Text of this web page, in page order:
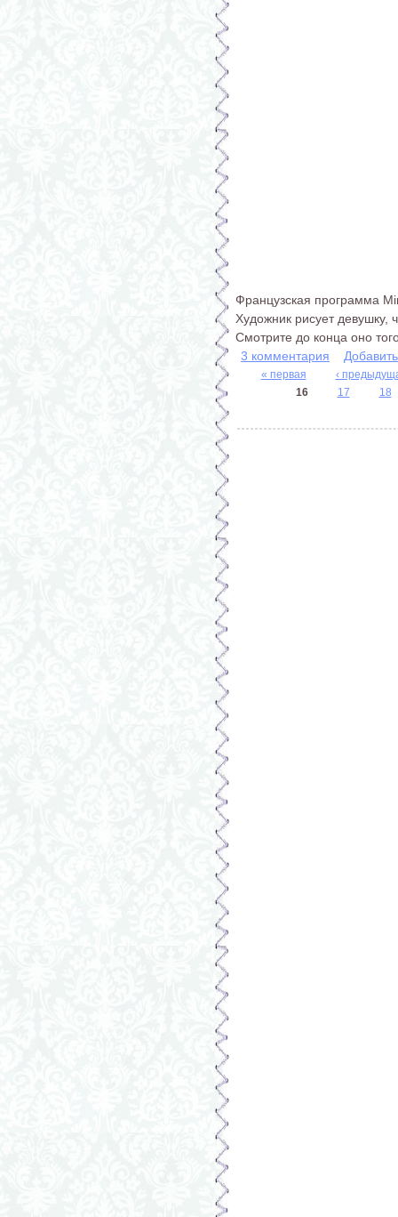
Французская программа
Художник рисует девушку,
Смотрите до конца оно
3 комментария
Страницы
« первая
‹
16
17 18